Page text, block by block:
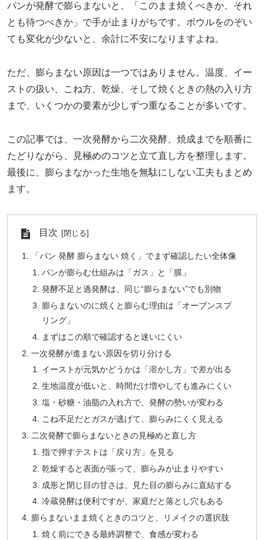
パンが発酵で膨らまないと、「このまま焼くべきか、それ
とも待つべきか」で手が止まりがちです。ボウルをのぞい
ても変化が少ないと、余計に不安になりますよね。
ただ、膨らまない原因は一つではありません。温度、イー
ストの扱い、こね方、乾燥、そして焼くときの熱の入り方
まで、いくつかの要素が少しずつ重なることが多いです。
この記事では、一次発酵から二次発酵、焼成までを順番に
たどりながら、見極めのコツと立て直し方を整理します。
最後に、膨らまなかった生地を無駄にしない工夫もまとめ
ます。
目次
「パン 発酵 膨らまない 焼く」でまず確認したい全体像
パンが膨らむ仕組みは「ガス」と「膜」
発酵不足と過発酵は、同じ“膨らまない”でも別物
膨らまないのに焼くと膨らむ理由は「オーブンスプ
リング」
まずはこの順で確認すると迷いにくい
一次発酵が進まない原因を切り分ける
イーストが元気かどうかは「溶かし方」で差が出る
生地温度が低いと、時間だけ増やしても進みにくい
塩・砂糖・油脂の入れ方で、発酵の勢いが変わる
こね不足だとガスが逃げて、膨らみにくく見える
二次発酵で膨らまないときの見極めと直し方
指で押すテストは「戻り方」を見る
乾燥すると表面が張って、膨らみが止まりやすい
成形と閉じ目の甘さは、見た目の膨らみに直結する
冷蔵発酵は便利ですが、家庭だと落とし穴もある
膨らまないまま焼くときのコツと、リメイクの選択肢
焼く前にできる最終調整で、食感が変わる